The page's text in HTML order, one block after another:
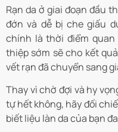
Rạn da ở giai đoạn đầu
đớn và dễ bị che giấu
chính là thời điểm
thiệp sớm sẽ cho kết
vết rạn đã chuyển sang
Thay vì chờ đợi và hy
tự hết không, hãy đối
biết liệu làn da của bạn